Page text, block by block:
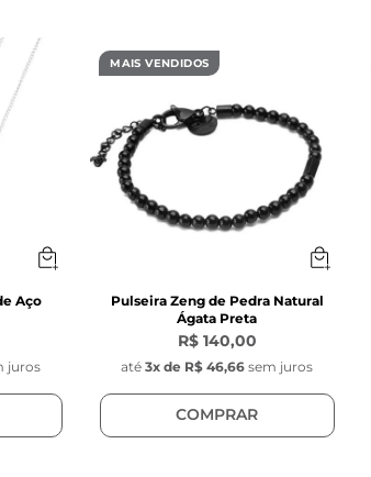
Sodalita azul
de aço inoxidável prata com 3 mm
aço inoxidável prata
com argola de aço inoxidável
naturais, as pedras podem sofrer
e cor apresentada na foto
hematita
facetada
as pedras)
Aço
juros
MAIS VENDIDOS
Pulseira Zeng de Pedra Natural
Ágata Preta
R$ 140,00
até 3x de R$ 46,66 sem juros
COMPRAR